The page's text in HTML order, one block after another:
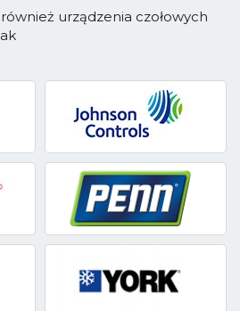
urządzenia czołowych